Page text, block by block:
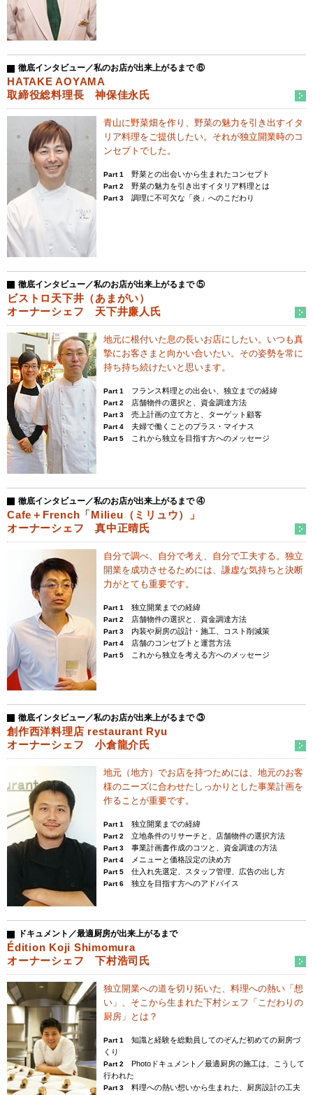
徹底インタビュー／私のお店が出来上がるまで ⑥
HATAKE AOYAMA
取締役総料理長 神保佳永氏
青山に野菜畑を作り、野菜の魅力を引き出すイタ
リア料理をご提供したい。 それが独立開業時のコ
ンセプトでした。
Part 1 野菜との出会いから生まれたコンセプト
Part 2 野菜の魅力を引き出すイタリア料理とは
Part 3 調理に不可欠な「炎」へのこだわり
徹底インタビュー／私のお店が出来上がるまで ⑤
ビストロ天下井（あまがい）
オーナーシェフ 天下井廉人氏
地元に根付いた息の長いお店にしたい。 いつも真
摯にお客さまと向かい合いたい。 その姿勢を常に
持ち持ち続けたいと思います。
Part 1 フランス料理との出会い、独立までの経緯
Part 2 店舗物件の選択と、資金調達方法
Part 3 売上計画の立て方と、ターゲット顧客
Part 4 夫婦で働くことのプラス・マイナス
Part 5 これから独立を目指す方へのメッセージ
徹底インタビュー／私のお店が出来上がるまで ④
Cafe＋French「Milieu（ミリュウ）」
オーナーシェフ 真中正晴氏
自分で調べ、自分で考え、自分で工夫する。独立
開業を成功させるためには、謙虚な気持ちと決断
力がとても重要です。
Part 1 独立開業までの経緯
Part 2 店舗物件の選択と、資金調達方法
Part 3 内装や厨房の設計・施工、コスト削減策
Part 4 店舗のコンセプトと運営方法
Part 5 これから独立を考える方へのメッセージ
徹底インタビュー／私のお店が出来上がるまで ③
創作西洋料理店 restaurant Ryu
オーナーシェフ 小倉龍介氏
地元（地方）でお店を持つためには、地元のお客
様のニーズに合わせた しっかりとした事業計画を
作ることが重要です。
Part 1 独立開業までの経緯
Part 2 立地条件のリサーチと、店舗物件の選択方法
Part 3 事業計画書作成のコツと、資金調達の方法
Part 4 メニューと価格設定の決め方
Part 5 仕入れ先選定、スタッフ管理、広告の出し方
Part 6 独立を目指す方へのアドバイス
ドキュメント／最適厨房が出来上がるまで
Édition Koji Shimomura
オーナーシェフ 下村浩司氏
独立開業への道を切り拓いた、料理への熱い「想
い」、 そこから生まれた下村シェフ「こだわりの
厨房」とは？
Part 1 知識と経験を総動員してのぞんだ初めての厨房づ
くり
Part 2 Photoドキュメント／最適厨房の施工は、こうして
行われた
Part 3 料理への熱い想いから生まれた、厨房設計の工夫